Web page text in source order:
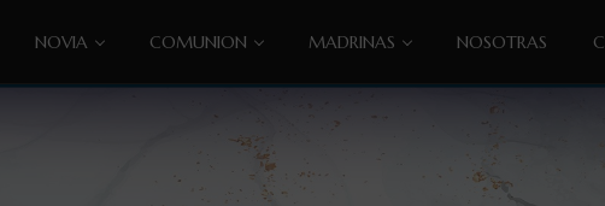
NOVIA COMUNION MADRINAS NOSOTRAS